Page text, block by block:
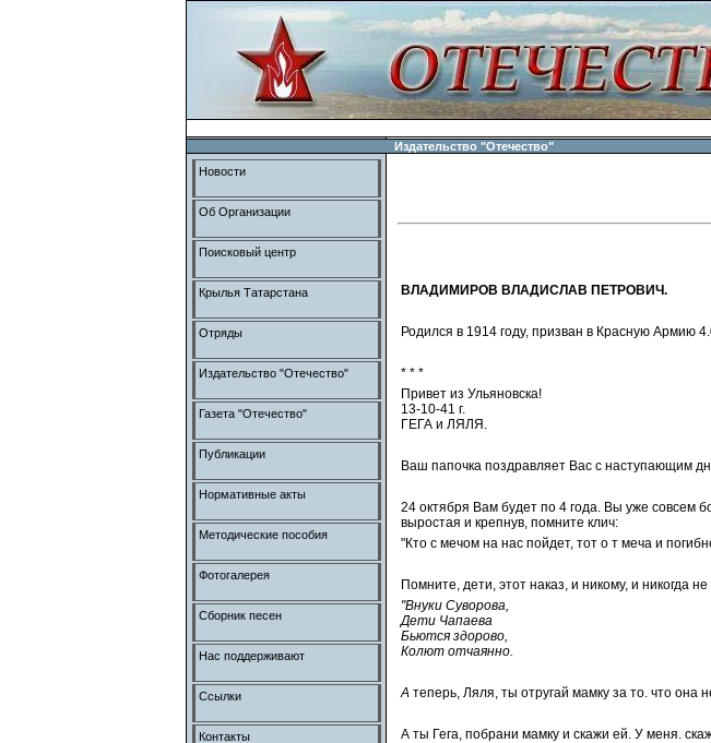
Издательство "Отечество"
ВЛАДИМИРОВ ВЛАДИСЛАВ ПЕТРОВИЧ.
Родился в 1914 году, призван в Красную Армию
* * *
Привет из Ульяновска!
13-10-41 г.
ГЕГА и ЛЯЛЯ.
Ваш папочка поздравляет Вас с наступающим
24 октября Вам будет по 4 года. Вы уже совсем
выростая и крепнув, помните клич:
"Кто с мечом на нас пойдет, тот о т меча и
Помните, дети, этот наказ, и никому, и никогда
"Внуки Суворова,
Дети Чапаева
Бьются здорово,
Колют отчаянно.
Атеперь, Ляля, ты отругай мамку за то. что она
А ты Гега, побрани мамку и скажи ей. У меня.
Новости
Об Организации
Поисковый центр
Крылья Татарстана
Отряды
Издательство "Отечество"
Газета "Отечество"
Публикации
Нормативные акты
Методические пособия
Фотогалерея
Сборник песен
Нас поддерживают
Ссылки
Контакты